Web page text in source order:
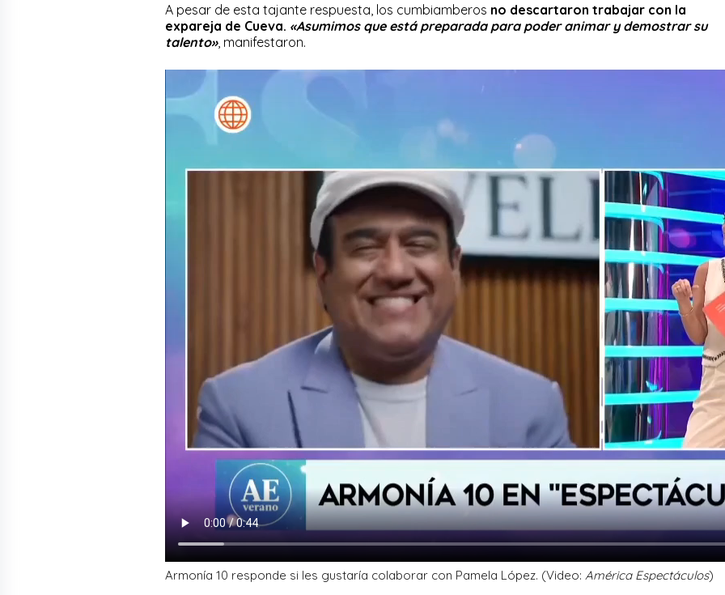
A pesar de esta tajante respuesta, los cumbiamberos no descartaron trabajar con la
expareja de Cueva. «Asumimos que está preparada para poder animar y demostrar su
talento», manifestaron.
Armonía 10 responde si les gustaría colaborar con Pamela López. (Video: América Espectáculos)